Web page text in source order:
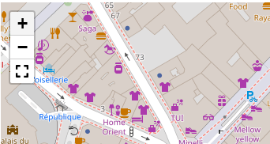
+
−